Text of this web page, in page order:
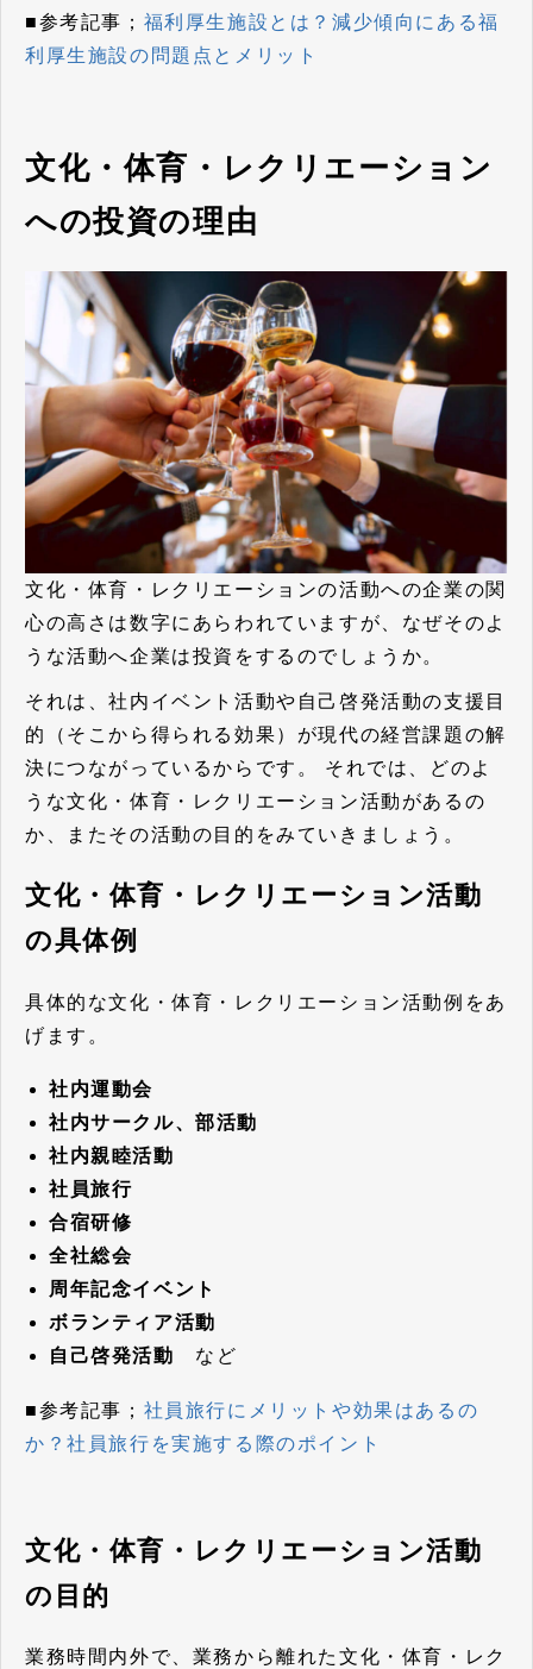
■参考記事； 福利厚生施設とは？減少傾向にある福
利厚生施設の問題点とメリット
文化・体育・レクリエーション
への投資の理由
文化・体育・レクリエーションの活動への企業の関
心の高さは数字にあらわれていますが、なぜそのよ
うな活動へ企業は投資をするのでしょうか。
それは、社内イベント活動や自己啓発活動の支援目
的（そこから得られる効果）が現代の経営課題の解
決につながっているからです。 それでは、どのよ
うな文化・体育・レクリエーション活動があるの
か、またその活動の目的をみていきましょう。
文化・体育・レクリエーション活動
の具体例
具体的な文化・体育・レクリエーション活動例をあ
げます。
社内運動会
社内サークル、部活動
社内親睦活動
社員旅行
合宿研修
全社総会
周年記念イベント
ボランティア活動
自己啓発活動 など
■参考記事； 社員旅行にメリットや効果はあるの
か？社員旅行を実施する際のポイント
文化・体育・レクリエーション活動
の目的
業務時間内外で、業務から離れた文化・体育・レク